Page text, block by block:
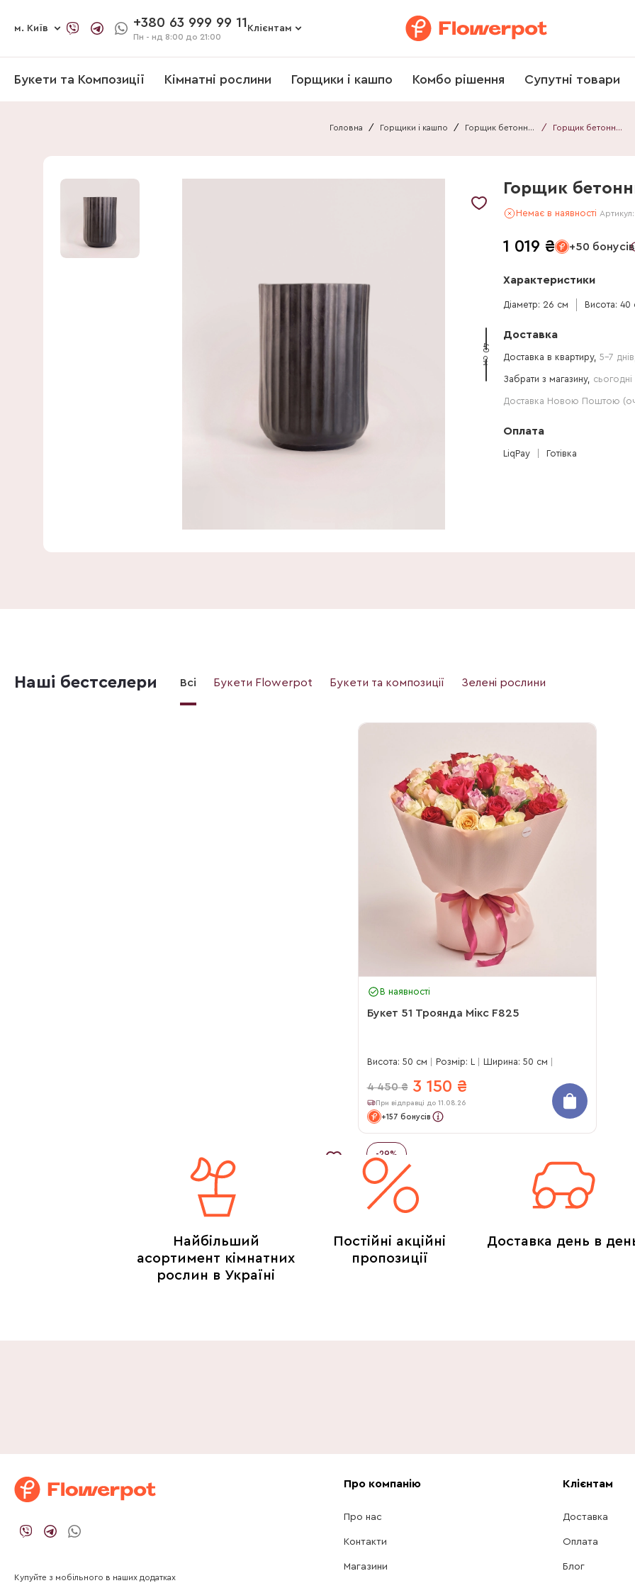
м. Київ +380 63 999 99 11
Пн - нд 8:00 до 21:00
Клієнтам
Букети та Композиції Кімнатні рослини Горщики і кашпо Комбо рішення Супутні товари
Головна / Горщики і кашпо / Горщик бетонний / Горщик бетонний 032640090106
40 см
Горщик
Немає в наявності Артикул:
1 019 ₴ +50 бонусів
Характеристики
Діаметр: 26 см Висота: 40
Доставка
Доставка в квартиру, 5-7 днів
Забрати з магазину,
Доставка Новою Поштою
Оплата
LiqPay Готівка
Наші бестселери Всі Букети Flowerpot Букети та композиції Зелені рослини
В наявності
Букет 51 Троянда Мікс F825
Висота: 50 см Розмір: L Ширина: 50 см
4 450 ₴ 3 150 ₴
При відправці до 11.08.26
+157 бонусів
-29%
Найбільший
асортимент кімнатних
рослин в Україні
Постійні акційні
пропозиції
Доставка день в
Купуйте з мобільного в наших додатках
Про компанію
Про нас
Контакти
Магазини
Клієнтам
Доставка
Оплата
Блог